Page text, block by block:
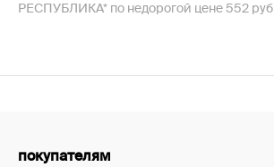
РЕСПУБЛИКА* по недорогой цене 552 руб.
покупателям